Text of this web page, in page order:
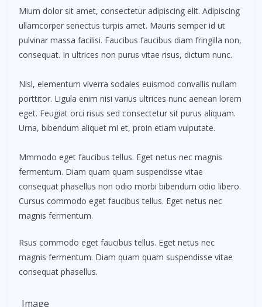
Mium dolor sit amet, consectetur adipiscing elit. Adipiscing
ullamcorper senectus turpis amet. Mauris semper id ut
pulvinar massa facilisi. Faucibus faucibus diam fringilla non,
consequat. In ultrices non purus vitae risus, dictum nunc.
Nisl, elementum viverra sodales euismod convallis nullam
porttitor. Ligula enim nisi varius ultrices nunc aenean lorem
eget. Feugiat orci risus sed consectetur sit purus aliquam.
Urna, bibendum aliquet mi et, proin etiam vulputate.
Mmmodo eget faucibus tellus. Eget netus nec magnis
fermentum. Diam quam quam suspendisse vitae
consequat phasellus non odio morbi bibendum odio libero.
Cursus commodo eget faucibus tellus. Eget netus nec
magnis fermentum.
Rsus commodo eget faucibus tellus. Eget netus nec
magnis fermentum. Diam quam quam suspendisse vitae
consequat phasellus.
Image